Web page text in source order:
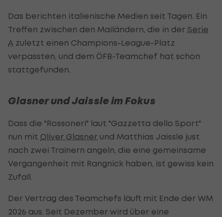
Das berichten italienische Medien seit Tagen. Ein
Treffen zwischen den Mailändern, die in der Serie
A zuletzt einen Champions-League-Platz
verpassten, und dem ÖFB-Teamchef hat schon
stattgefunden.
Glasner und Jaissle im Fokus
Dass die "Rossoneri" laut "Gazzetta dello Sport"
nun mit Oliver Glasner und Matthias Jaissle just
nach zwei Trainern angeln, die eine gemeinsame
Vergangenheit mit Rangnick haben, ist gewiss kein
Zufall.
Der Vertrag des Teamchefs läuft mit Ende der WM
2026 aus. Seit Dezember wird über eine